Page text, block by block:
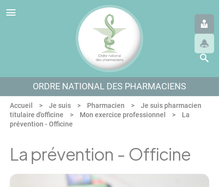
Aller au menu
Aller au contenu
Aller en bas de page
ORDRE NATIONAL DES PHARMACIENS
Accueil Je suis Pharmacien
Je suis pharmacien
titulaire d'officine
Mon exercice professionnel
La
prévention - Officine
La prévention - Officine
Panneau de gestion des cookies